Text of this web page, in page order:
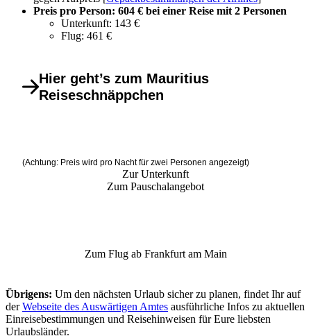
Preis pro Person: 604 € bei einer Reise mit 2 Personen
Unterkunft: 143 €
Flug: 461 €
Hier geht’s zum Mauritius
Reiseschnäppchen
(Achtung: Preis wird pro Nacht für zwei Personen angezeigt)
Zur Unterkunft
Zum Pauschalangebot
Zum Flug ab Frankfurt am Main
Übrigens: Um den nächsten Urlaub sicher zu planen, findet Ihr auf
derWebseite des Auswärtigen Amtes ausführliche Infos zu aktuellen
Einreisebestimmungen und Reisehinweisen für Eure liebsten
Urlaubsländer.